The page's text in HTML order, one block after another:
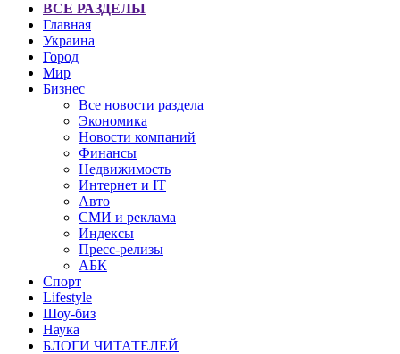
ВСЕ РАЗДЕЛЫ
Главная
Украина
Город
Мир
Бизнес
Все новости раздела
Экономика
Новости компаний
Финансы
Недвижимость
Интернет и IT
Авто
СМИ и реклама
Индексы
Пресс-релизы
АБК
Спорт
Lifestyle
Шоу-биз
Наука
БЛОГИ ЧИТАТЕЛЕЙ